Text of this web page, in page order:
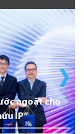
ngoặt cho
IP”